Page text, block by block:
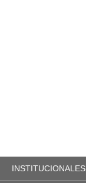
INSTITUCIONALES